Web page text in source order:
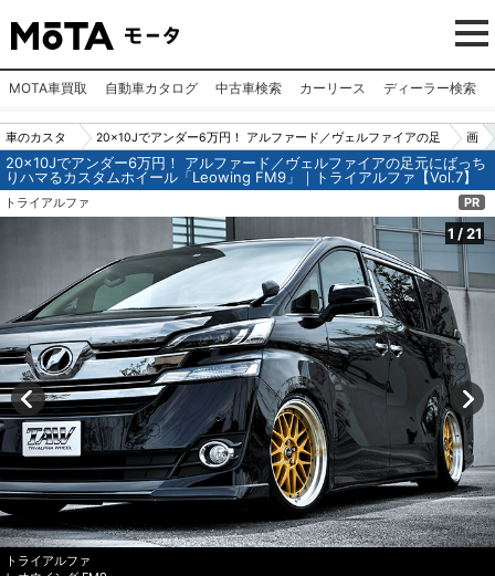
MOTA車買取 自動車カタログ 中古車検索 カーリース ディーラー検索
車のカスタ
ムパーツ
（カー用
品）
20×10Jでアンダー6万円！ アルファード／ヴェルファイアの足
元にばっちりハマるカスタムホイール「Leowing FM9」｜トラ
イアルファ【Vol.7】
画
像
N
o.
1
20×10Jでアンダー6万円！ アルファード／ヴェルファイアの足元にばっち
りハマるカスタムホイール「Leowing FM9」｜トライアルファ【Vol.7】
トライアルファ PR
1 /21
トライアルファ